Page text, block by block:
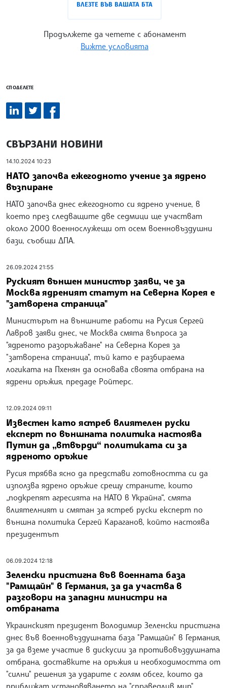
ВЛЕЗТЕ ВЪВ ВАШАТА БТА
Продължете да четете с абонамент
Вижте условията
СПОДЕЛЕТЕ
СВЪРЗАНИ НОВИНИ
14.10.2024 10:23
НАТО започва ежегодното учение за ядрено
възпиране
НАТО започва днес ежегодното си ядрено учение, в
което през следващите две седмици ще участват
около 2000 военнослужещи от осем военновъздушни
бази, съобщи ДПА.
26.09.2024 21:55
Руският външен министър заяви, че за
Москва ядреният статут на Северна Корея е
"затворена страница"
Министърът на външните работи на Русия Сергей
Лавров заяви днес, че Москва смята въпроса за
"ядреното разоръжаване" на Северна Корея за
"затворена страница", тъй като е разбираема
логиката на Пхенян да основава своята отбрана на
ядрени оръжия, предаде Ройтерс.
12.09.2024 09:11
Известен като ястреб влиятелен руски
експерт по външната политика настоява
Путин да „втвърди“ политиката си за
ядреното оръжие
Русия трябва ясно да представи готовността си да
използва ядрено оръжие срещу страните, които
„подкрепят агресията на НАТО в Украйна“, смята
влиятелният и смятан за ястреб руски експерт по
външна политика Сергей Караганов, който настоява
президентът
06.09.2024 12:18
Зеленски пристигна във военната база
"Рамщайн" в Германия, за да участва в
разговори на западни министри на
отбраната
Украинският президент Володимир Зеленски пристигна
днес във военновъздушната база "Рамщайн" в Германия,
за да вземе участие в дискусии за противовъздушната
отбрана, доставките на оръжия и необходимостта от
"силни" решения за ударите с голям обсег, които да